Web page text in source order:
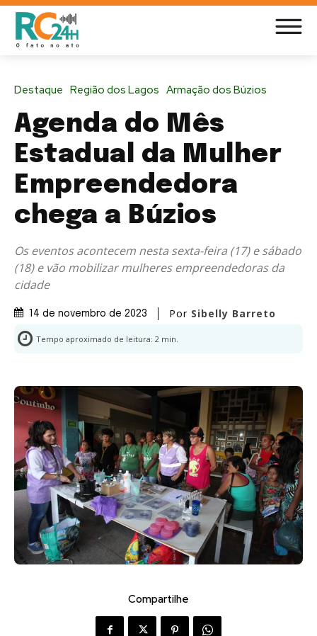
Destaque Região dos Lagos Armação dos Búzios
Agenda do Mês
Estadual da Mulher
Empreendedora
chega a Búzios
Os eventos acontecem nesta sexta-feira (17) e sábado
(18) e vão mobilizar mulheres empreendedoras da
cidade
14 de novembro de 2023 Por Sibelly Barreto
Tempo aproximado de leitura: 2 min.
Compartilhe